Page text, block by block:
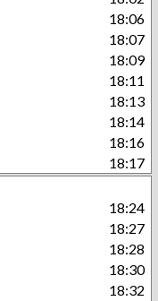
18:06
18:07
18:09
18:11
18:13
18:14
18:16
18:17
18:24
18:27
18:28
18:30
18:32